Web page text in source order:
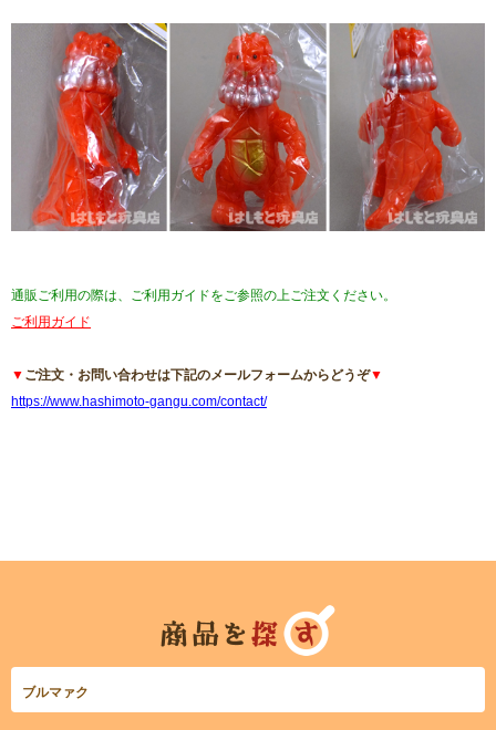
通販ご利用の際は、ご利用ガイドをご参照の上ご注文ください。
ご利用ガイド
▼ ご注文・お問い合わせは下記のメールフォームからどうぞ▼
https://www.hashimoto-gangu.com/contact/
ブルマァク